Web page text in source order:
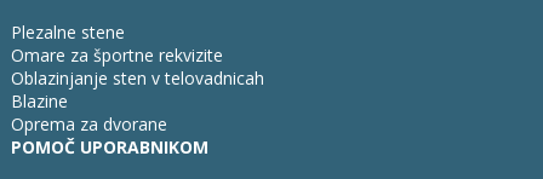
Plezalne stene
Omare za športne rekvizite
Oblazinjanje sten v telovadnicah
Blazine
Oprema za dvorane
POMOČ UPORABNIKOM